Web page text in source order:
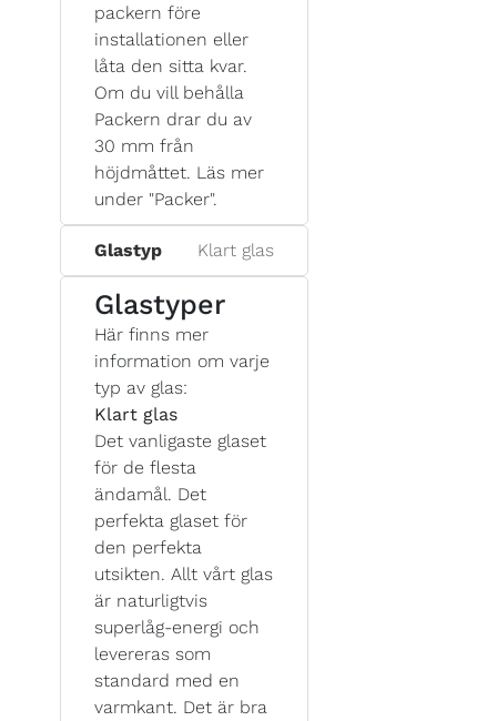
packern före
installationen eller
låta den sitta kvar.
Om du vill behålla
Packern drar du av
30 mm från
höjdmåttet. Läs mer
under "Packer".
Glastyp Klart glas
Glastyper
Här finns mer
information om varje
typ av glas:
Klart glas
Det vanligaste glaset
för de flesta
ändamål. Det
perfekta glaset för
den perfekta
utsikten. Allt vårt glas
är naturligtvis
superlåg-energi och
levereras som
standard med en
varmkant. Det är bra